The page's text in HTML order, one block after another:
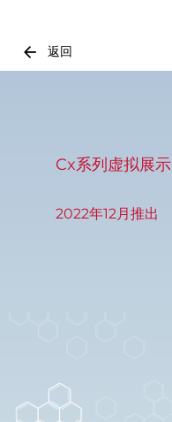
Cx系列虚拟展示
2022年12月推出
返回